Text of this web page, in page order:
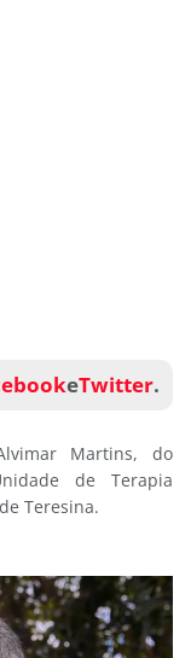
eTwitter.
Martins, do
de Terapia
Teresina.